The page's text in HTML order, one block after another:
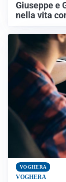
Giuseppe e
nella vita
VOGHERA
VOGHERA